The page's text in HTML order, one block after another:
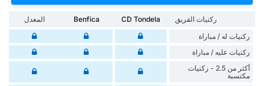
ركنيات الفريق CD Tondela
Benfica
المعدل
‏ركنيات له / مباراة
‏ركنيات ‏عليه / مباراة
أكثر من 2.5 - ركنيات
مكتسبة